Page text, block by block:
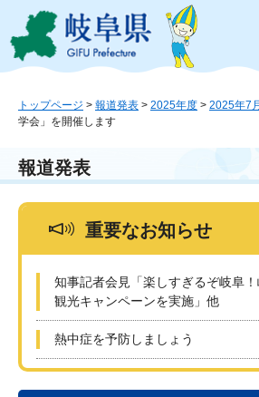
ジ
ュ
本
このページの本文へ
トップページ > 報道発表 > 2025年度 > 2025年7月
学会」を開催します
報道発表
重要なお知らせ
知事記者会見「楽しすぎるぞ岐阜
観光キャンペーンを実施」他
熱中症を予防しましょう